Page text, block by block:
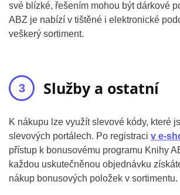
své blízké, řešením mohou být dárkové
ABZ je nabízí v tištěné i elektronické
veškerý sortiment.
Služby a ostatní
K nákupu lze využít slevové kódy, které
slevových portálech. Po registraci v e-
přístup k bonusovému programu Knihy
každou uskutečněnou objednávku
nákup bonusových položek v sortimentu.